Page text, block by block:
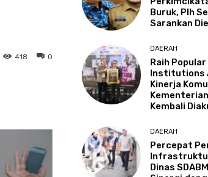
0
418
Buruk, Plh
Sarankan
DAERAH
Raih
Institutions
Kinerja
Kembali
DAERAH
Percepat
Dinas